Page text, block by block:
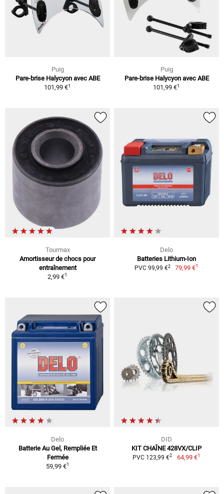
Puig
Pare-brise Halycyon avec ABE
101,99 €1
Puig
Pare-brise Halycyon avec ABE
101,99 €1
Tourmax
Amortisseur de chocs pour
entraînement
2,99 €1
Delo
Batteries Lithium-Ion
PVC 99,99 €2 79,99 €1
Delo
Batterie Au Gel, Rempliée Et
Fermée
59,99 €1
DID
KIT CHAÎNE 428VX/CLIP
PVC 123,99 €2 64,99 €1